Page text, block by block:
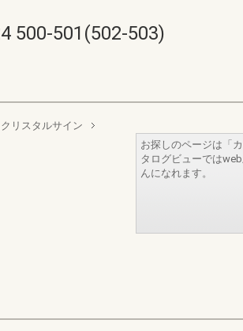
500-501(502-503)
リスタルサイン
お探しのページは「
タログビューでは
んになれます。